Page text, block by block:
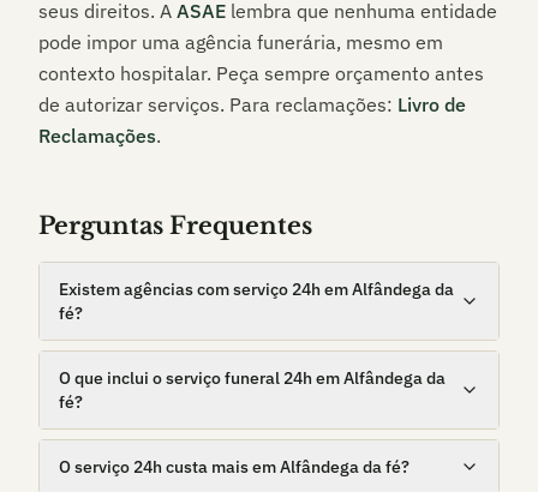
seus direitos. A ASAE lembra que nenhuma entidade
pode impor uma agência funerária, mesmo em
contexto hospitalar. Peça sempre orçamento antes
de autorizar serviços. Para reclamações: Livro de
Reclamações.
Perguntas Frequentes
Existem agências com serviço 24h em Alfândega da
fé?
O que inclui o serviço funeral 24h em Alfândega da
fé?
O serviço 24h custa mais em Alfândega da fé?